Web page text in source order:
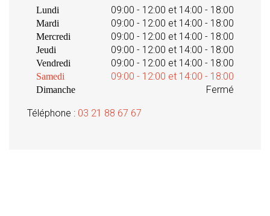
Lundi 09:00 - 12:00 et 14:00 - 18:00
Mardi 09:00 - 12:00 et 14:00 - 18:00
Mercredi 09:00 - 12:00 et 14:00 - 18:00
Jeudi 09:00 - 12:00 et 14:00 - 18:00
Vendredi 09:00 - 12:00 et 14:00 - 18:00
Samedi 09:00 - 12:00 et 14:00 - 18:00
Dimanche Fermé
Téléphone : 03 21 88 67 67